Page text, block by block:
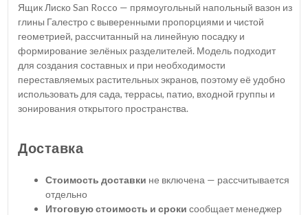
Ящик Лиско San Rocco — прямоугольный напольный вазон из
глины Галестро с выверенными пропорциями и чистой
геометрией, рассчитанный на линейную посадку и
формирование зелёных разделителей. Модель подходит
для создания составных и при необходимости
переставляемых растительных экранов, поэтому её удобно
использовать для сада, террасы, патио, входной группы и
зонирования открытого пространства.
Доставка
Стоимость доставки не включена — рассчитывается
отдельно
Итоговую стоимость и сроки сообщает менеджер